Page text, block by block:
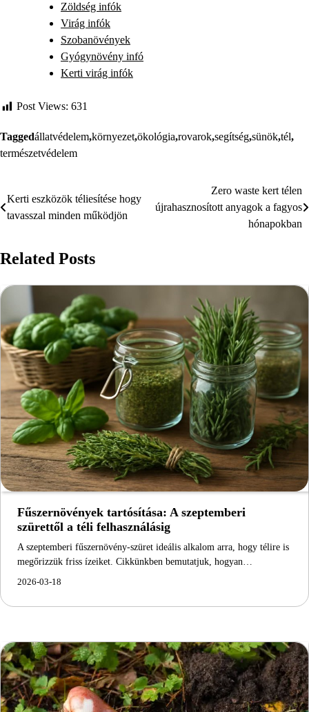
Zöldség infók
Virág infók
Szobanövények
Gyógynövény infó
Kerti virág infók
Post Views: 631
Taggedállatvédelem,környezet,ökológia,rovarok,segítség,sünök,tél,
természetvédelem
Bejegyzés
navigáció
Kerti eszközök téliesítése hogy
tavasszal minden működjön
Zero waste kert télen
újrahasznosított anyagok a fagyos
hónapokban
Related Posts
Fűszernövények tartósítása: A szeptemberi
szürettől a téli felhasználásig
A szeptemberi fűszernövény-szüret ideális alkalom arra, hogy télire is
megőrizzük friss ízeiket. Cikkünkben bemutatjuk, hogyan…
2026-03-18